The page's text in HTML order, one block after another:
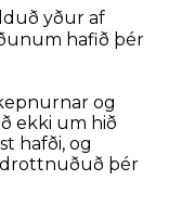
yður af
hafið þér
og
ekki um hið
hafði, og
drottnuðuð þér